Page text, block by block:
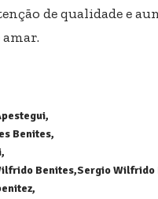
de qualidade e
Benites
Benites Sergio Wilfrido